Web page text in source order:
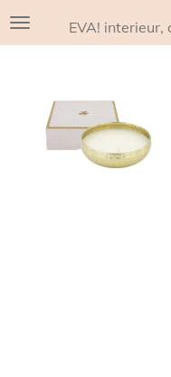
Ga
hoofdinhoud
EVA! interieur,